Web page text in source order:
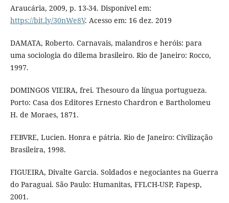
Araucária, 2009, p. 13-34. Disponível em:
https://bit.ly/30nWe8V. Acesso em: 16 dez. 2019
DAMATA, Roberto. Carnavais, malandros e heróis: para
uma sociologia do dilema brasileiro. Rio de Janeiro: Rocco,
1997.
DOMINGOS VIEIRA, frei. Thesouro da língua portugueza.
Porto: Casa dos Editores Ernesto Chardron e Bartholomeu
H. de Moraes, 1871.
FEBVRE, Lucien. Honra e pátria. Rio de Janeiro: Civilização
Brasileira, 1998.
FIGUEIRA, Divalte Garcia. Soldados e negociantes na Guerra
do Paraguai. São Paulo: Humanitas, FFLCH-USP, Fapesp,
2001.